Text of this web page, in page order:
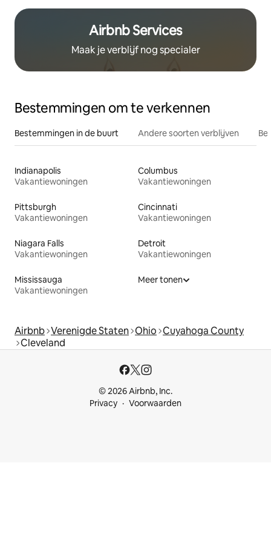
Airbnb Services
Maak je verblijf nog specialer
Bestemmingen om te verkennen
Bestemmingen in de buurt Andere soorten verblijven
Indianapolis
Vakantiewoningen
Columbus
Vakantiewoningen
Pittsburgh
Vakantiewoningen
Cincinnati
Vakantiewoningen
Niagara Falls
Vakantiewoningen
Detroit
Vakantiewoningen
Mississauga
Vakantiewoningen
Meer tonen
Airbnb Verenigde Staten Ohio Cuyahoga County
Cleveland
© 2026 Airbnb, Inc.
Privacy
Voorwaarden